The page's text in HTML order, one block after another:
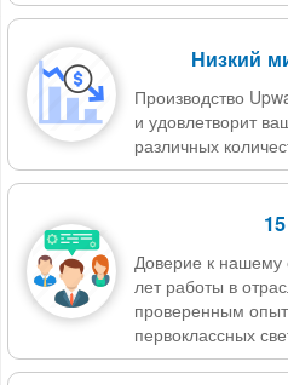
Низкий
Производство
и удовлетворит
различных
Доверие к нашему
лет работы в
проверенным
первоклассных